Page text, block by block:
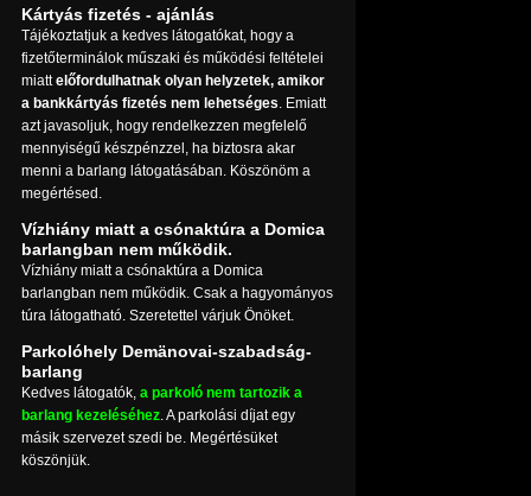
Kártyás fizetés - ajánlás
Tájékoztatjuk a kedves látogatókat, hogy a
fizetőterminálok műszaki és működési feltételei
miattelőfordulhatnak olyan helyzetek, amikor
a bankkártyás fizetés nem lehetséges. Emiatt
azt javasoljuk, hogy rendelkezzen megfelelő
mennyiségű készpénzzel, ha biztosra akar
menni a barlang látogatásában. Köszönöm a
megértésed.
Vízhiány miatt a csónaktúra a Domica
barlangban nem működik.
Vízhiány miatt a csónaktúra a Domica
barlangban nem működik. Csak a hagyományos
túra látogatható. Szeretettel várjuk Önöket.
Parkolóhely Demänovai-szabadság-
barlang
Kedves látogatók, a parkoló nem tartozik a
barlang kezeléséhez. A parkolási díjat egy
másik szervezet szedi be. Megértésüket
köszönjük.